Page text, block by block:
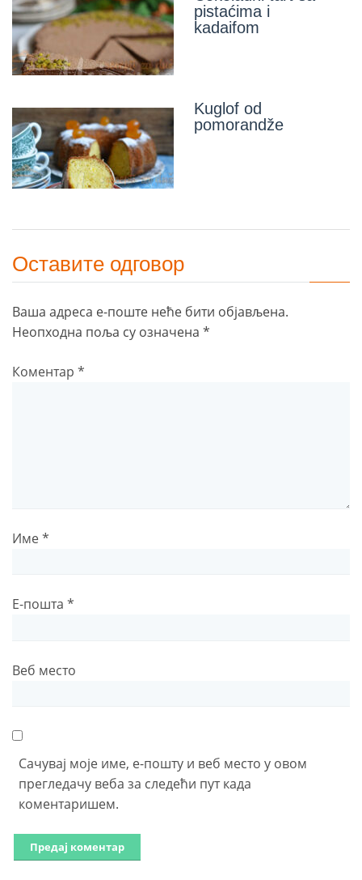
pistaćima i
kadaifom
Kuglof od
pomorandže
Оставите одговор
Ваша адреса е-поште неће бити објављена.
Неопходна поља су означена *
Коментар *
Име*
Е-пошта *
Веб место
Сачувај моје име, е-пошту и веб место у овом
прегледачу веба за следећи пут када
коментаришем.